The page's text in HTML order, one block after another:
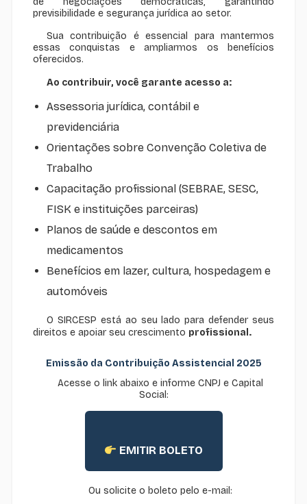
previsibilidade e segurança jurídica ao setor.
Sua contribuição é essencial para mantermos
essas conquistas e ampliarmos os benefícios
oferecidos.
Ao contribuir, você garante acesso a:
Assessoria jurídica, contábil e
previdenciária
Orientações sobre Convenção Coletiva de
Trabalho
Capacitação profissional (SEBRAE, SESC,
FISK e instituições parceiras)
Planos de saúde e descontos em
medicamentos
Benefícios em lazer, cultura, hospedagem e
automóveis
O SIRCESP está ao seu lado para defender seus
direitos e apoiar seu crescimento profissional.
Emissão da Contribuição Assistencial 2025
Acesse o link abaixo e informe CNPJ e Capital
Social:
EMITIR BOLETO
Ou solicite o boleto pelo e-mail: